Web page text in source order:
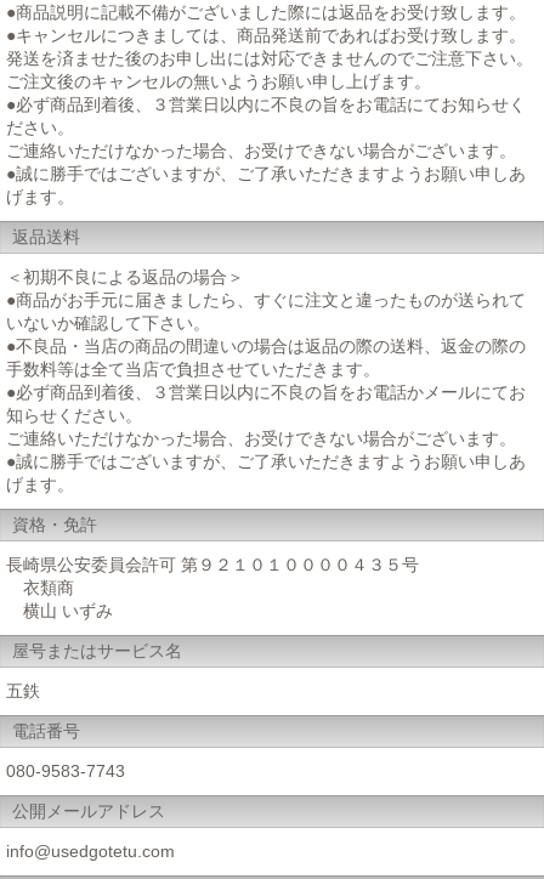
●商品説明に記載不備がございました際には返品をお受け致します。
●キャンセルにつきましては、商品発送前であればお受け致します。
発送を済ませた後のお申し出には対応できませんのでご注意下さい。
ご注文後のキャンセルの無いようお願い申し上げます。
●必ず商品到着後、３営業日以内に不良の旨をお電話にてお知らせく
ださい。
ご連絡いただけなかった場合、お受けできない場合がございます。
●誠に勝手ではございますが、ご了承いただきますようお願い申しあ
げます。
返品送料
＜初期不良による返品の場合＞
●商品がお手元に届きましたら、すぐに注文と違ったものが送られて
いないか確認して下さい。
●不良品・当店の商品の間違いの場合は返品の際の送料、返金の際の
手数料等は全て当店で負担させていただきます。
●必ず商品到着後、３営業日以内に不良の旨をお電話かメールにてお
知らせください。
ご連絡いただけなかった場合、お受けできない場合がございます。
●誠に勝手ではございますが、ご了承いただきますようお願い申しあ
げます。
資格・免許
長崎県公安委員会許可 第９２１０１００００４３５号
衣類商
横山 いずみ
屋号またはサービス名
五鉄
電話番号
080-9583-7743
公開メールアドレス
info@usedgotetu.com